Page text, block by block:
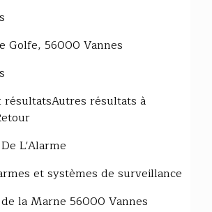
Golfe, 56000 Vannes
résultatsAutres résultats à
L'Alarme
et systèmes de surveillance
la Marne 56000 Vannes